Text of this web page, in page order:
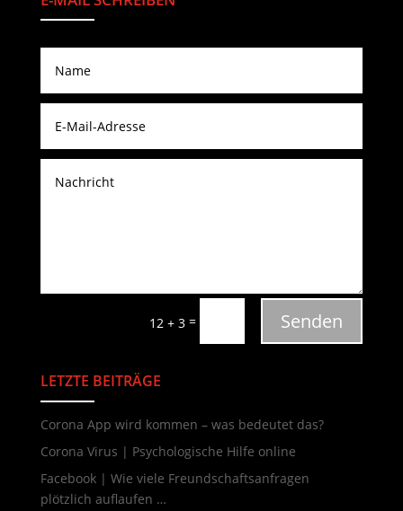
12 + 3 = Senden
LETZTE BEITRÄGE
Neueste Beiträge
Corona App wird kommen – was bedeutet das?
Corona Virus | Psychologische Hilfe online
Facebook | Wie viele Freundschaftsanfragen
plötzlich auflaufen …